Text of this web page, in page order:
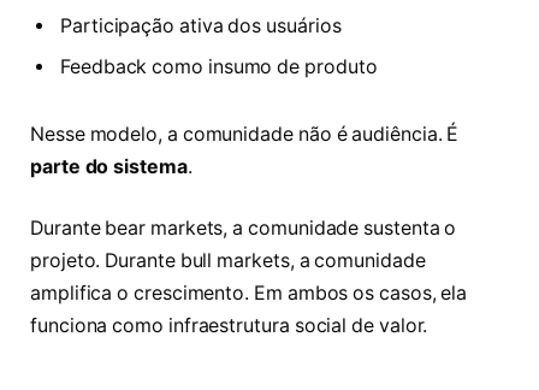
Participação ativa dos usuários
Feedback como insumo de produto
Nesse modelo, a comunidade não é audiência. É
parte do sistema.
Durante bear markets, a comunidade sustenta o
projeto. Durante bull markets, a comunidade
amplifica o crescimento. Em ambos os casos, ela
funciona como infraestrutura social de valor.